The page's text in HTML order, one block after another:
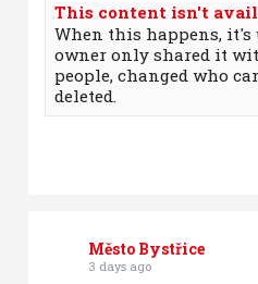
This content isn't
When this happens, it's
owner only shared it
people, changed who
deleted.
Město Bystřice
3 days ago